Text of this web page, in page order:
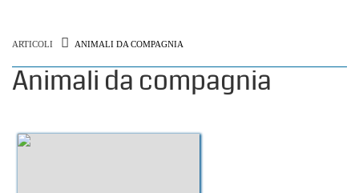
ARTICOLI ANIMALI DA COMPAGNIA
Animali da compagnia